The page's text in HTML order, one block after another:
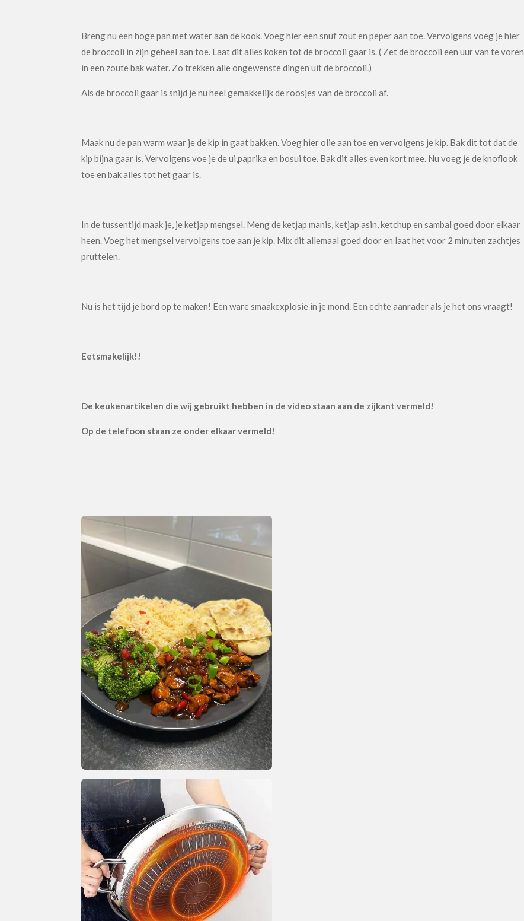
Breng nu een hoge pan met water aan de kook. Voeg hier een snuf zout en peper aan toe. Vervolgens voeg je hier
de broccoli in zijn geheel aan toe. Laat dit alles koken tot de broccoli gaar is. ( Zet de broccoli een uur van te voren
in een zoute bak water. Zo trekken alle ongewenste dingen uit de broccoli.)
Als de broccoli gaar is snijd je nu heel gemakkelijk de roosjes van de broccoli af.
Maak nu de pan warm waar je de kip in gaat bakken. Voeg hier olie aan toe en vervolgens je kip. Bak dit tot dat de
kip bijna gaar is. Vervolgens voe je de ui,paprika en bosui toe. Bak dit alles even kort mee. Nu voeg je de knoflook
toe en bak alles tot het gaar is.
In de tussentijd maak je, je ketjap mengsel. Meng de ketjap manis, ketjap asin, ketchup en sambal goed door elkaar
heen. Voeg het mengsel vervolgens toe aan je kip. Mix dit allemaal goed door en laat het voor 2 minuten zachtjes
pruttelen.
Nu is het tijd je bord op te maken! Een ware smaakexplosie in je mond. Een echte aanrader als je het ons vraagt!
Eetsmakelijk!!
De keukenartikelen die wij gebruikt hebben in de video staan aan de zijkant vermeld!
Op de telefoon staan ze onder elkaar vermeld!